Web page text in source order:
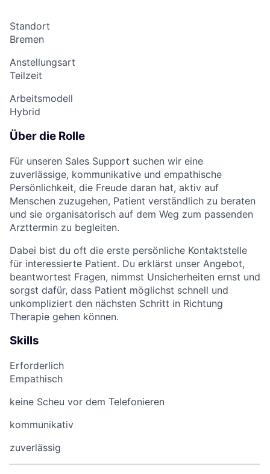
Standort
Bremen
Anstellungsart
Teilzeit
Arbeitsmodell
Hybrid
Über die Rolle
Für unseren Sales Support suchen wir eine
zuverlässige, kommunikative und empathische
Persönlichkeit, die Freude daran hat, aktiv auf
Menschen zuzugehen, Patient verständlich zu beraten
und sie organisatorisch auf dem Weg zum passenden
Arzttermin zu begleiten.
Dabei bist du oft die erste persönliche Kontaktstelle
für interessierte Patient. Du erklärst unser Angebot,
beantwortest Fragen, nimmst Unsicherheiten ernst und
sorgst dafür, dass Patient möglichst schnell und
unkompliziert den nächsten Schritt in Richtung
Therapie gehen können.
Skills
Erforderlich
Empathisch
keine Scheu vor dem Telefonieren
kommunikativ
zuverlässig